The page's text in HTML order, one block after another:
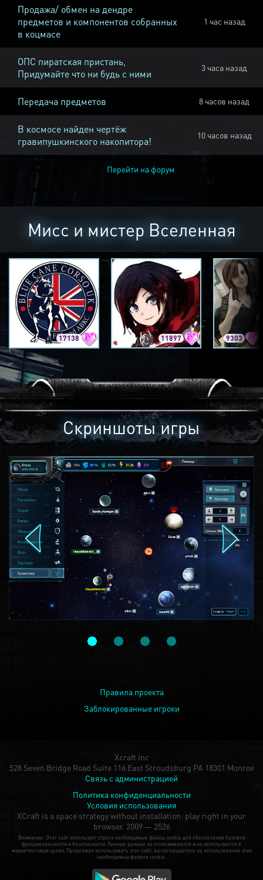
Продажа/ обмен на дендре
предметов и компонентов собранных
в коцмасе
1 час назад
ОПС пиратская пристань,
Придумайте что ни будь с ними
3 часа назад
Передача предметов 8 часов назад
В космосе найден чертёж
гравипушкинского накопитора!
10 часов назад
Перейти на форум
Мисс и мистер Вселенная
17138 11897 9303
Скриншоты игры
Правила проекта
Заблокированные игроки
Xcraft Inc
528 Seven Bridge Road Suite 116 East Stroudsburg PA 18301 Monroe
Связь с администрацией
Политика конфиденциальности
Условия использования
XCraft is a space strategy without installation: play right in your
browser. 2009 — 2526
Внимание: Этот сайт использует строго необходимые файлы cookie для обеспечения базовой
функциональности и безопасности. Личные данные не отслеживаются и не используются в
маркетинговых целях. Продолжая использовать этот сайт, вы соглашаетесь на использование этих
необходимых файлов cookie.